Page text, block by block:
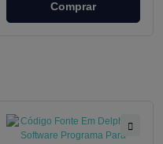
Comprar